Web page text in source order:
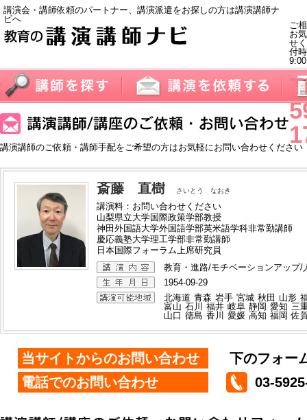
講演会・講師依頼のパートナー、講演派遣をお探しの方は講演講師ナ
ビへ
ご
お
せ
付
講演講師のご依頼・講師手配をご希望の方はお気軽にお問い合わせください
斎藤 直樹 さいとう なおき
講演料：お問い合わせください
山梨県立大学国際政策学部教授
神田外国語大学外国語学部英米語学科非常勤講師
慶応義塾大学理工学部非常勤講師
日本国際フォーラム上席研究員
教育・進路/モチベーションアップ/
1954-09-29
北海道 青森 岩手 宮城 秋田 山形
富山 石川 福井 岐阜 静岡 愛知 三
山口 徳島 香川 愛媛 高知 福岡 佐
当サイトからのお問い合わせ
下のフォー
電話でのお問い合わせ
03-